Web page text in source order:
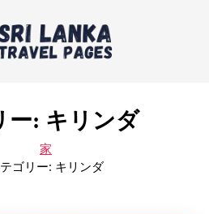
ー: キリンダ
家
ゴリー: キリンダ